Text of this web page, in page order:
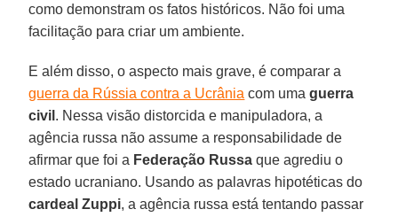
como demonstram os fatos históricos. Não foi uma
facilitação para criar um ambiente.
E além disso, o aspecto mais grave, é comparar a
guerra da Rússia contra a Ucrânia com umaguerra
civil . Nessa visão distorcida e manipuladora, a
agência russa não assume a responsabilidade de
afirmar que foi a Federação Russa que agrediu o
estado ucraniano. Usando as palavras hipotéticas do
cardeal Zuppi, a agência russa está tentando passar